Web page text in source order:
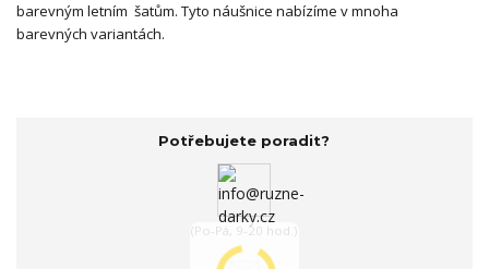
barevným letním šatům. Tyto náušnice nabízíme v mnoha
barevných variantách.
Potřebujete poradit?
(Po-Pá, 9-20 hod.)